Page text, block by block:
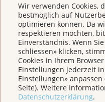
Wir verwenden Cookies,
bestmöglich auf
optimieren können. Da
respektieren möchten,
Einverständnis. Wenn
schliessen» klicken,
Cookies in Ihrem
Einstellungen jederzeit
Einstellungen»
Seite). Weitere
Datenschutzerklärung.